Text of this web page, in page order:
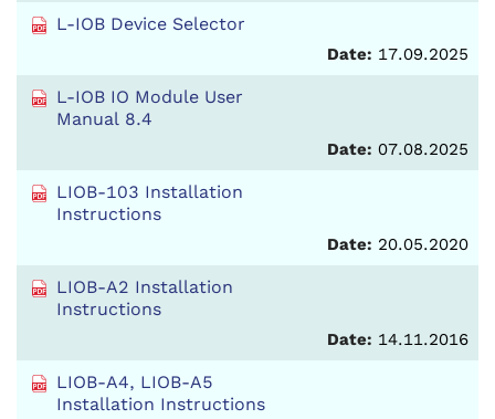
L-IOB Device Selector
Date: 17.09.2025
L-IOB IO Module User
Manual 8.4
Date: 07.08.2025
LIOB-103 Installation
Instructions
Date: 20.05.2020
LIOB-A2 Installation
Instructions
Date: 14.11.2016
LIOB-A4, LIOB-A5
Installation Instructions